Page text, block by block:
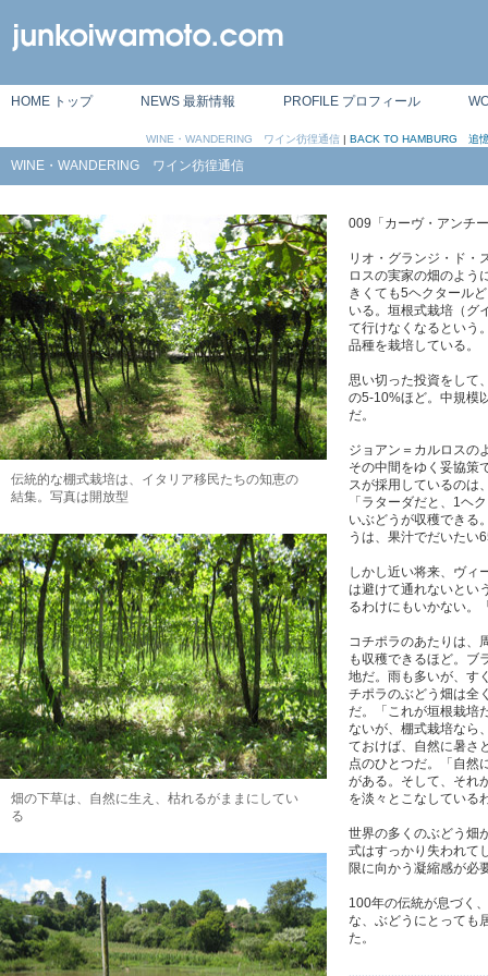
HOME トップ NEWS 最新情報 PROFILE プロフィール
WINE・WANDERING ワイン彷徨通信 | BACK TO HAMBURG 追
WINE・WANDERING ワイン彷徨通信
伝統的な棚式栽培は、イタリア移民たちの知恵の
結集。写真は開放型
畑の下草は、自然に生え、枯れるがままにしてい
る
009「カーヴ・アンチ
リオ・グランジ・ド・
ロスの実家の畑のよう
きくても5ヘクタール
いる。垣根式栽培（グ
て行けなくなるという
品種を栽培している。
思い切った投資をして
の5-10%ほど。中規模
だ。
ジョアン＝カルロスの
その中間をゆく妥協策
スが採用しているのは
「ラターダだと、1ヘ
いぶどうが収穫できる
うは、果汁でだいたい
しかし近い将来、ヴィ
は避けて通れないとい
るわけにもいかない。
コチポラのあたりは、
も収穫できるほど。ブ
地だ。雨も多いが、す
チポラのぶどう畑は全
だ。「これが垣根栽培
ないが、棚式栽培なら
ておけば、自然に暑さ
点のひとつだ。「自然
がある。そして、それ
を淡々とこなしている
世界の多くのぶどう畑
式はすっかり失われて
限に向かう凝縮感が必
100年の伝統が息づく
な、ぶどうにとっても
た。